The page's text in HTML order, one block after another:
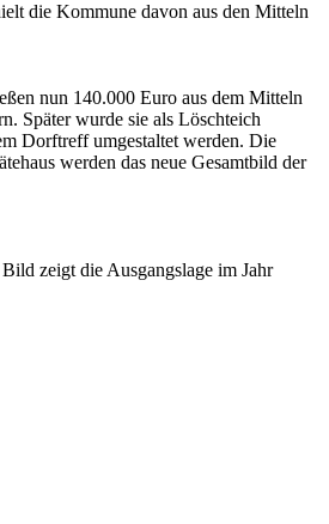
die Kommune davon aus den Mitteln
nun 140.000 Euro aus dem Mitteln
Später wurde sie als Löschteich
Dorftreff umgestaltet werden. Die
werden das neue Gesamtbild der
zeigt die Ausgangslage im Jahr